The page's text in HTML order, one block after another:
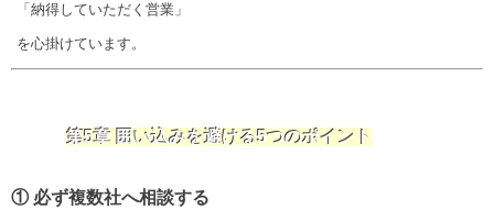
「納得していただく営業」
を心掛けています。
第5章 囲い込みを避ける5つのポイント
① 必ず複数社へ相談する